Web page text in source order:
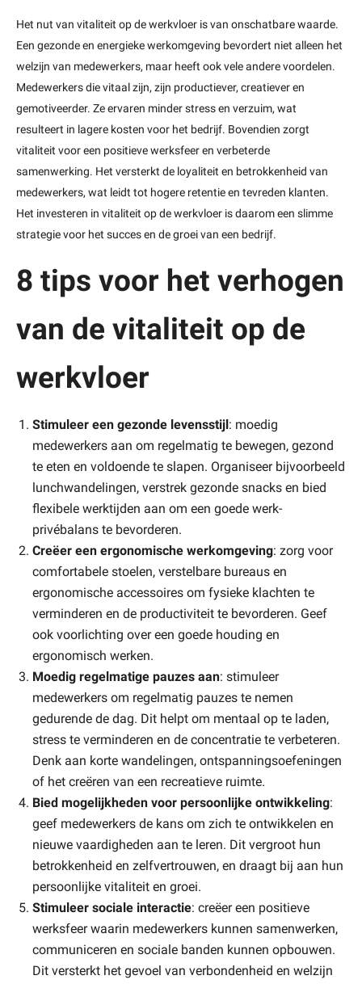
Het nut van vitaliteit op de werkvloer is van onschatbare waarde.
Een gezonde en energieke werkomgeving bevordert niet alleen het
welzijn van medewerkers, maar heeft ook vele andere voordelen.
Medewerkers die vitaal zijn, zijn productiever, creatiever en
gemotiveerder. Ze ervaren minder stress en verzuim, wat
resulteert in lagere kosten voor het bedrijf. Bovendien zorgt
vitaliteit voor een positieve werksfeer en verbeterde
samenwerking. Het versterkt de loyaliteit en betrokkenheid van
medewerkers, wat leidt tot hogere retentie en tevreden klanten.
Het investeren in vitaliteit op de werkvloer is daarom een slimme
strategie voor het succes en de groei van een bedrijf.
8 tips voor het verhogen
van de vitaliteit op de
werkvloer
Stimuleer een gezonde levensstijl: moedig
medewerkers aan om regelmatig te bewegen, gezond
te eten en voldoende te slapen. Organiseer bijvoorbeeld
lunchwandelingen, verstrek gezonde snacks en bied
flexibele werktijden aan om een goede werk-
privébalans te bevorderen.
Creëer een ergonomische werkomgeving: zorg voor
comfortabele stoelen, verstelbare bureaus en
ergonomische accessoires om fysieke klachten te
verminderen en de productiviteit te bevorderen. Geef
ook voorlichting over een goede houding en
ergonomisch werken.
Moedig regelmatige pauzes aan: stimuleer
medewerkers om regelmatig pauzes te nemen
gedurende de dag. Dit helpt om mentaal op te laden,
stress te verminderen en de concentratie te verbeteren.
Denk aan korte wandelingen, ontspanningsoefeningen
of het creëren van een recreatieve ruimte.
Bied mogelijkheden voor persoonlijke ontwikkeling:
geef medewerkers de kans om zich te ontwikkelen en
nieuwe vaardigheden aan te leren. Dit vergroot hun
betrokkenheid en zelfvertrouwen, en draagt bij aan hun
persoonlijke vitaliteit en groei.
Stimuleer sociale interactie: creëer een positieve
werksfeer waarin medewerkers kunnen samenwerken,
communiceren en sociale banden kunnen opbouwen.
Dit versterkt het gevoel van verbondenheid en welzijn